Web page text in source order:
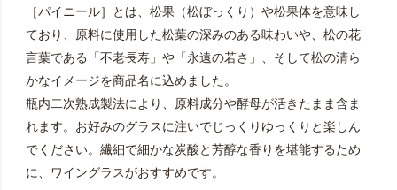
［パイニール］とは、松果（松ぼっくり）や松果体を意味し
ており、原料に使用した松葉の深みのある味わいや、松の花
言葉である「不老長寿」や「永遠の若さ」、そして松の清ら
かなイメージを商品名に込めました。
瓶内二次熟成製法により、原料成分や酵母が活きたまま含ま
れます。お好みのグラスに注いでじっくりゆっくりと楽しん
でください。繊細で細かな炭酸と芳醇な香りを堪能するため
に、ワイングラスがおすすめです。